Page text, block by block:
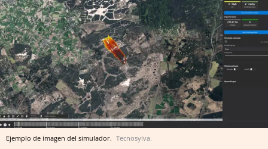
Ejemplo de imagen del simulador. Tecnosylva.